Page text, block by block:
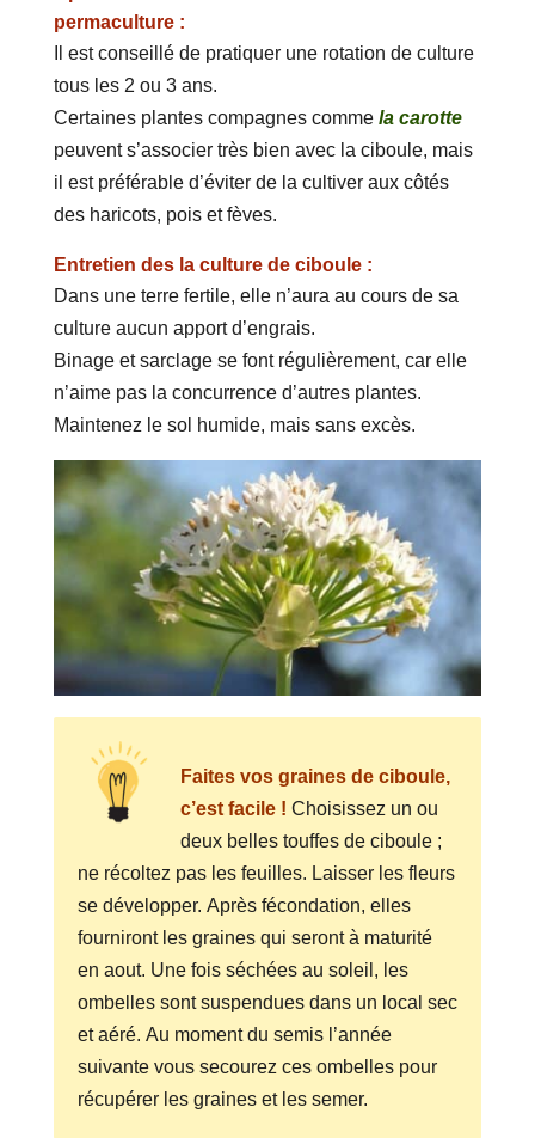
permaculture :
Il est conseillé de pratiquer une rotation de culture
tous les 2 ou 3 ans.
Certaines plantes compagnes comme la carotte
peuvent s’associer très bien avec la ciboule, mais
il est préférable d’éviter de la cultiver aux côtés
des haricots, pois et fèves.
Entretien des la culture de ciboule :
Dans une terre fertile, elle n’aura au cours de sa
culture aucun apport d’engrais.
Binage et sarclage se font régulièrement, car elle
n’aime pas la concurrence d’autres plantes.
Maintenez le sol humide, mais sans excès.
Faites vos graines de ciboule,
c’est facile ! Choisissez un ou
deux belles touffes de ciboule ;
ne récoltez pas les feuilles. Laisser les fleurs
se développer. Après fécondation, elles
fourniront les graines qui seront à maturité
en aout. Une fois séchées au soleil, les
ombelles sont suspendues dans un local sec
et aéré. Au moment du semis l’année
suivante vous secourez ces ombelles pour
récupérer les graines et les semer.